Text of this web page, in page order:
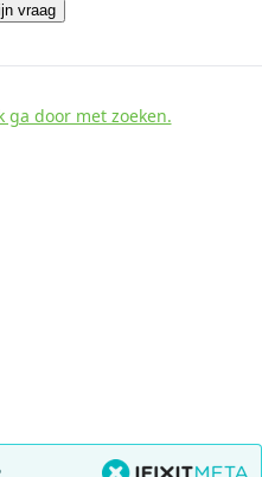
vraag
ga door met zoeken.